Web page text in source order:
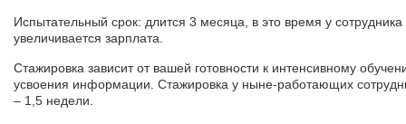
Испытательный срок: длится 3 месяца, в это время у сотрудника
увеличивается зарплата.
Стажировка зависит от вашей готовности к интенсивному
усвоения информации. Стажировка у ныне-работающих
– 1,5 недели.